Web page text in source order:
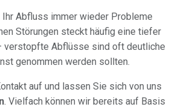
Ihr Abfluss immer wieder Probleme
Störungen steckt häufig eine tiefer
verstopfte Abflüsse sind oft deutliche
genommen werden sollten.
auf und lassen Sie sich von uns
. Vielfach können wir bereits auf Basis